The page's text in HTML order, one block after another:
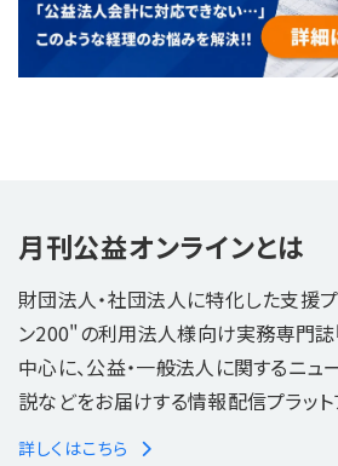
月刊公益オンラインとは
財団法人・社団法人に特化した支援
ン200"の利用法人様向け実務専門誌
中心に、公益・一般法人に関するニュ
説などをお届けする情報配信プラット
詳しくはこちら